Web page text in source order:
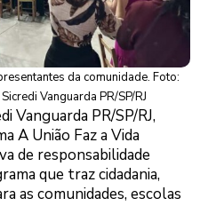
da comunidade. Foto:
Vanguarda PR/SP/RJ
Vanguarda PR/SP/RJ,
A União Faz a Vida
de responsabilidade
que traz cidadania,
as comunidades, escolas